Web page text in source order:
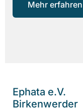
Mehr erfahren
Ephata e.V.
Birkenwerder